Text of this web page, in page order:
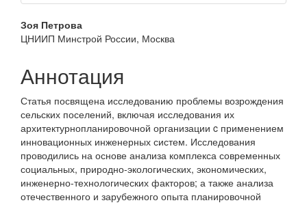
Основное
содержимое
статьи
Зоя Петрова
ЦНИИП Минстрой России, Москва
Аннотация
Статья посвящена исследованию проблемы возрождения
сельских поселений, включая исследования их
архитектурно­планировочной организации c применением
инновационных инженерных систем. Исследования
проводились на основе анализа комплекса современных
социальных, природно-экологических, экономических,
инженерно-технологических факторов; а также анализа
отечественного и зарубежного опыта планировочной